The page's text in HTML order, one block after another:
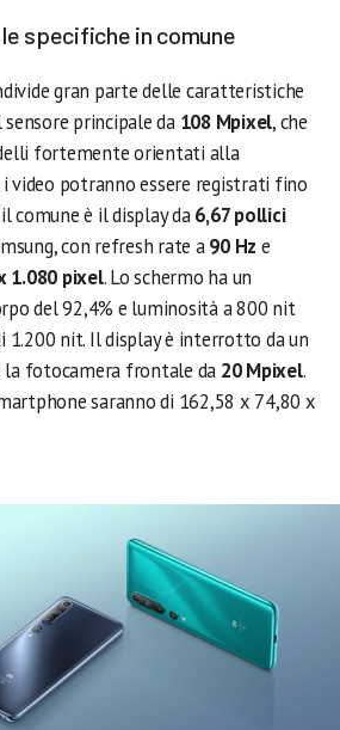
le specifiche in comune
gran parte delle caratteristiche
principale da 108 Mpixel, che
fortemente orientati alla
video potranno essere registrati fino
comune è il display da6,67 pollici
con refresh rate a90 Hz e
1.080 pixel. Lo schermo ha un
del 92,4% e luminosità a 800 nit
1.200 nit. Il display è interrotto da un
la fotocamera frontale da 20 Mpixel.
saranno di 162,58 x 74,80 x